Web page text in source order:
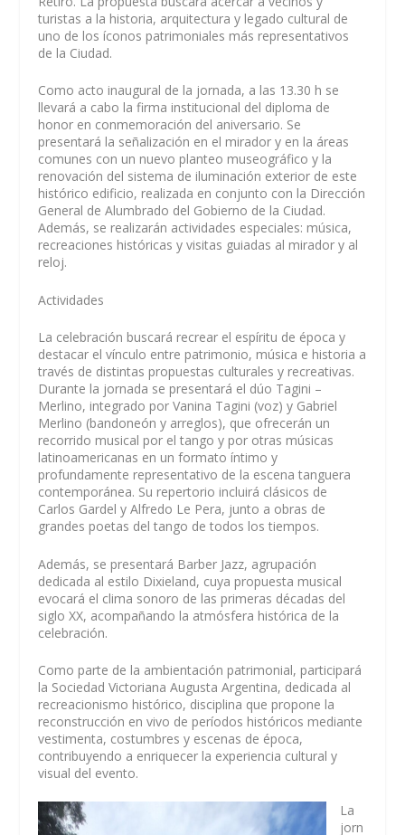
turistas a la historia, arquitectura y legado cultural de
uno de los íconos patrimoniales más representativos
de la Ciudad.
Como acto inaugural de la jornada, a las 13.30 h se
llevará a cabo lafirma institucional del diploma de
honor en conmemoración del aniversario. Se
presentará la señalización en el mirador y en la áreas
comunes con un nuevo planteo museográfico y la
renovación del sistema de iluminación exterior de este
histórico edificio, realizada en conjunto con la Dirección
General de Alumbrado del Gobierno de la Ciudad.
Además, se realizarán actividades especiales: música,
recreaciones históricas y visitas guiadas al mirador y al
reloj.
Actividades
La celebración buscará recrear el espíritu de época y
destacar el vínculo entre patrimonio, música e historia a
través de distintas propuestas culturales y recreativas.
Durante la jornada se presentará el dúo Tagini –
Merlino, integrado por Vanina Tagini (voz) y Gabriel
Merlino (bandoneón y arreglos), que ofrecerán un
recorrido musical por el tango y por otras músicas
latinoamericanas en un formato íntimo y
profundamente representativo de la escena tanguera
contemporánea. Su repertorio incluirá clásicos de
Carlos Gardel y Alfredo Le Pera, junto a obras de
grandes poetas del tango de todos los tiempos.
Además, se presentará Barber Jazz, agrupación
dedicada al estilo Dixieland, cuya propuesta musical
evocará el clima sonoro de las primeras décadas del
siglo XX, acompañando la atmósfera histórica de la
celebración.
Como parte de la ambientación patrimonial, participará
la Sociedad Victoriana Augusta Argentina, dedicada al
recreacionismo histórico, disciplina que propone la
reconstrucción en vivo de períodos históricos mediante
vestimenta, costumbres y escenas de época,
contribuyendo a enriquecer la experiencia cultural y
visual del evento.
La
jorn